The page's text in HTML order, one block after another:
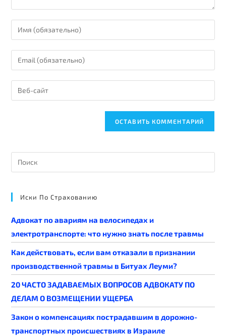
Иски По Страхованию
Адвокат по авариям на велосипедах и
электротранспорте: что нужно знать после травмы
Как действовать, если вам отказали в признании
производственной травмы в Битуах Леуми?
20 ЧАСТО ЗАДАВАЕМЫХ ВОПРОСОВ АДВОКАТУ ПО
ДЕЛАМ О ВОЗМЕЩЕНИИ УЩЕРБА
Закон о компенсациях пострадавшим в дорожно-
транспортных происшествиях в Израиле